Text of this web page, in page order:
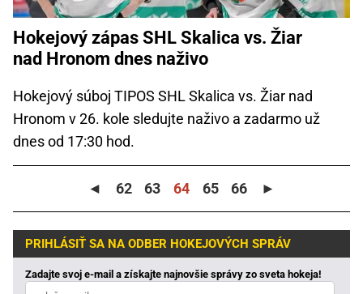
Hokejový zápas SHL Skalica vs. Žiar
nad Hronom dnes naživo
Hokejový súboj TIPOS SHL Skalica vs. Žiar nad
Hronom v 26. kole sledujte naživo a zadarmo už
dnes od 17:30 hod.
◄ 62 63 64 65 66 ►
PRIHLÁSIŤ SA NA ODBER HOKEJOVÝCH SPRÁV
Zadajte svoj e-mail a získajte najnovšie správy zo sveta hokeja!